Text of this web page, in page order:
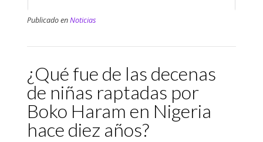
Publicado enNoticias
¿Qué fue de las decenas
de niñas raptadas por
Boko Haram en Nigeria
hace diez años?